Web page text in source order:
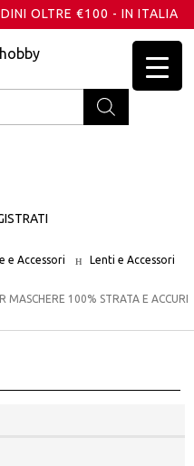
OLTRE €100 - IN ITALIA
e Accessori Lenti e Accessori
100% STRATA E ACCURI